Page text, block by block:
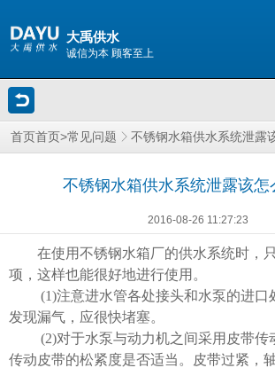
大禹供水
诚信为本 顾客至上
首页 首页 >常见问题 不锈钢水箱供水系统泄露
不锈钢水箱供水系统泄露该怎
2016-08-26 11:27:23
在使用不锈钢水箱厂的供水系统时，
项，这样也能很好地进行使用。
(1)注意进水管各处接头和水泵的进口
发现漏气，应很快堵塞。
(2)对于水泵与动力机之间采用皮带传
传动皮带的松紧度是否适当。皮带过紧，